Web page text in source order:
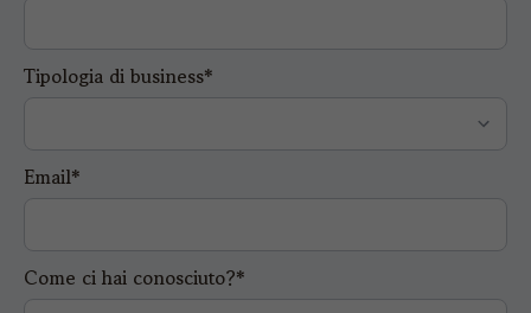
Tipologia di business*
Email*
Come ci hai conosciuto?*